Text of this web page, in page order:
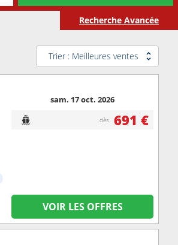
Recherche Avancée
Trier : Meilleures ventes
sam. 17 oct. 2026
dès 691 €
VOIR LES OFFRES